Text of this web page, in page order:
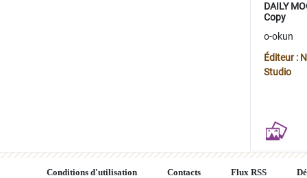
DAILY
Copy
o-okun
Éditeur :
Studio
Conditions d'utilisation Contacts Flux RSS